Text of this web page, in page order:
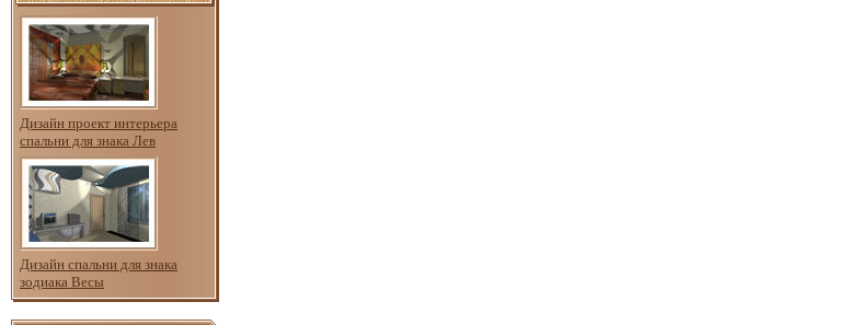
Дизайн проект интерьера
спальни для знака Лев
Дизайн спальни для знака
зодиака Весы